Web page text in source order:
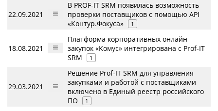
22.09.2021
В PROF-IT SRM появилась возможность
проверки поставщиков с помощью API
«Контур.Фокуса»
1
18.08.2021
Платформа корпоративных онлайн-
закупок «Комус» интегрирована с Prof-IT
SRM
1
29.03.2021
Решение Prof-IT SRM для управления
закупками и работой с поставщиками
включено в Единый реестр российского
ПО
1